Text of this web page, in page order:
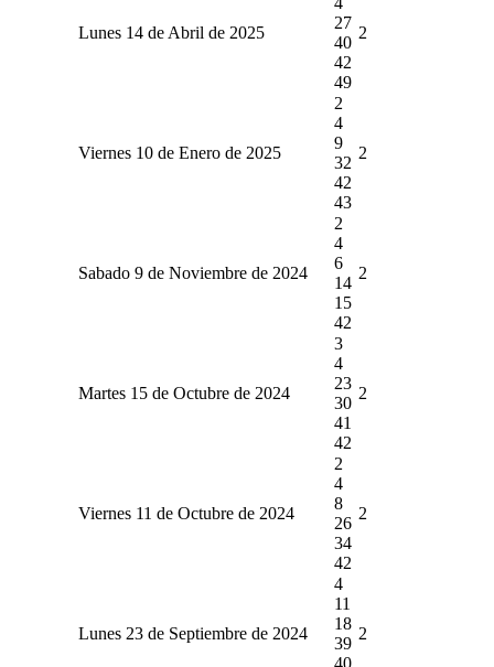
Lunes 14 de Abril de 2025
27
40
42
49
2
Viernes 10 de Enero de 2025
2
4
9
32
42
43
2
Sabado 9 de Noviembre de 2024
2
4
6
14
15
42
2
Martes 15 de Octubre de 2024
3
4
23
30
41
42
2
Viernes 11 de Octubre de 2024
2
4
8
26
34
42
2
Lunes 23 de Septiembre de 2024
4
11
18
39
40
2